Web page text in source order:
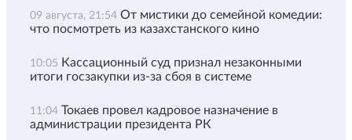
09 августа, 21:54 От мистики до семейной комедии:
что посмотреть из казахстанского кино
10:05 Кассационный суд признал незаконными
итоги госзакупки из-за сбоя в системе
11:04 Токаев провел кадровое назначение в
администрации президента РК